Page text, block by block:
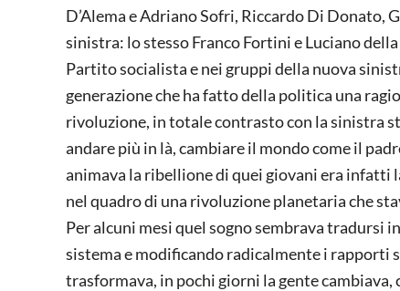
D’Alema e Adriano Sofri, Riccardo Di Donato,
sinistra: lo stesso Franco Fortini e Luciano
Partito socialista e nei gruppi della nuova
generazione che ha fatto della politica una
rivoluzione, in totale contrasto con la sinistra
andare più in là, cambiare il mondo come il
animava la ribellione di quei giovani era infatti
nel quadro di una rivoluzione planetaria che
Per alcuni mesi quel sogno sembrava tradursi
sistema e modificando radicalmente i rapporti
trasformava, in pochi giorni la gente